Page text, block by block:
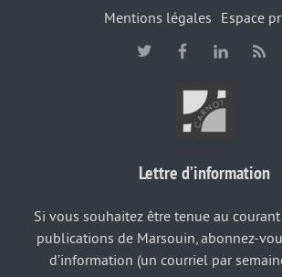
Mentions légales
Espace
Lettre d’information
Si vous souhaitez être tenue au
publications de Marsouin, abonnez-
d’information (un courriel par